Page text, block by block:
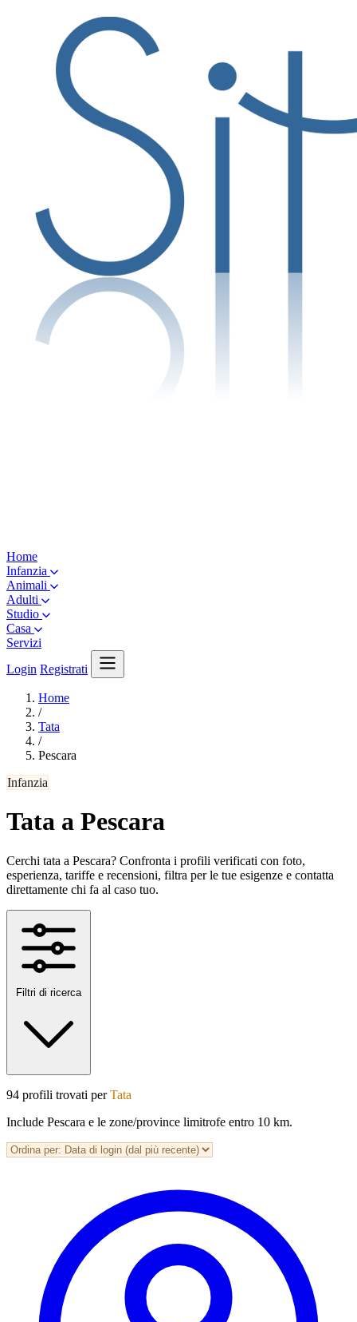
Home
Infanzia
Animali
Adulti
Studio
Casa
Servizi
Login Registrati
Home
/
Tata
/
Pescara
Infanzia
Tata a Pescara
Cerchi tata a Pescara? Confronta i profili verificati con foto,
esperienza, tariffe e recensioni, filtra per le tue esigenze e contatta
direttamente chi fa al caso tuo.
Filtri di ricerca
94 profili trovati perTata
Include Pescara e le zone/province limitrofe entro 10 km.